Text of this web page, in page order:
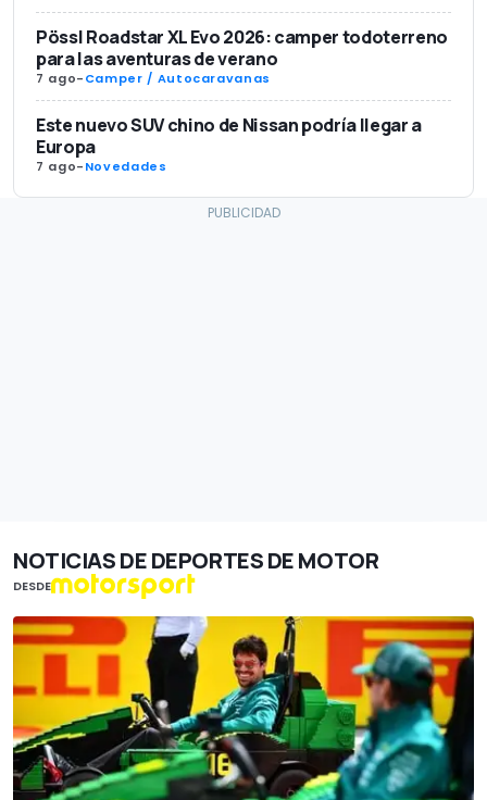
Pössl Roadstar XL Evo 2026: camper todoterreno
para las aventuras de verano
7 ago-Camper / Autocaravanas
Este nuevo SUV chino de Nissan podría llegar a
Europa
7 ago-Novedades
NOTICIAS DE DEPORTES DE MOTOR
DESDE